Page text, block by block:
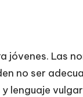
Las
no ser
lenguaje